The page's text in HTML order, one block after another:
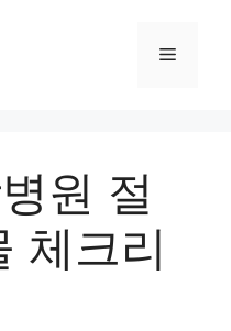
Menu
원 절
체크리